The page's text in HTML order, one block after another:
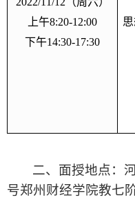
上午8:20-12:00
下午14:30-17:30
二、面授地点：
号郑州财经学院教七